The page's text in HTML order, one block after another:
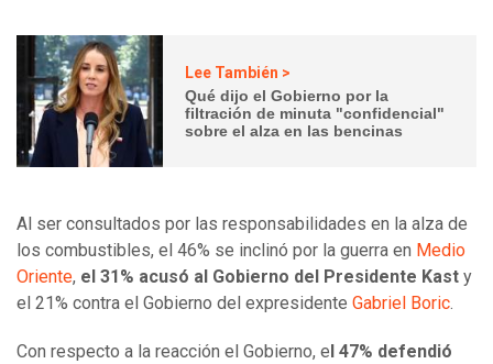
Lee También >
Qué dijo el Gobierno por la
filtración de minuta "confidencial"
sobre el alza en las bencinas
Al ser consultados por las responsabilidades en la alza de
los combustibles, el 46% se inclinó por la guerra en Medio
Oriente, el 31% acusó al Gobierno del Presidente Kast y
el 21% contra el Gobierno del expresidente Gabriel Boric.
Con respecto a la reacción el Gobierno, el 47% defendió